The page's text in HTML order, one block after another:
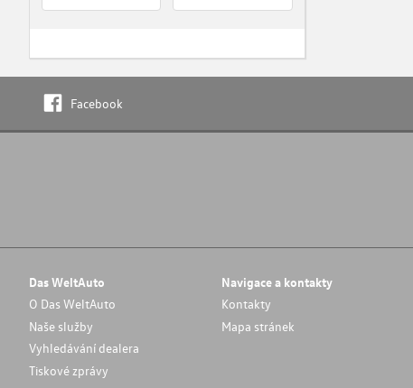
Facebook
Das WeltAuto
O Das WeltAuto
Naše služby
Vyhledávání dealera
Tiskové zprávy
Navigace a kontakty
Kontakty
Mapa stránek